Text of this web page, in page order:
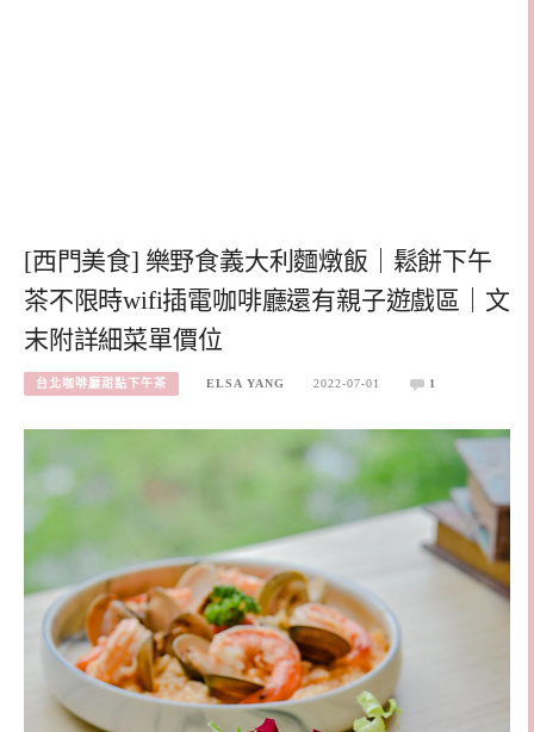
[西門美食] 樂野食義大利麵燉飯｜鬆餅下午
茶不限時wifi插電咖啡廳還有親子遊戲區｜文
末附詳細菜單價位
台北咖啡廳甜點下午茶 ELSA YANG 2022-07-01 1